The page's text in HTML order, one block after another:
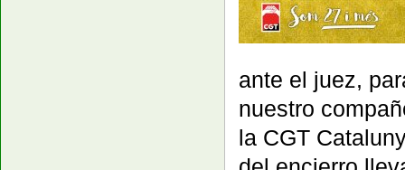
ante el juez,
nuestro
la CGT